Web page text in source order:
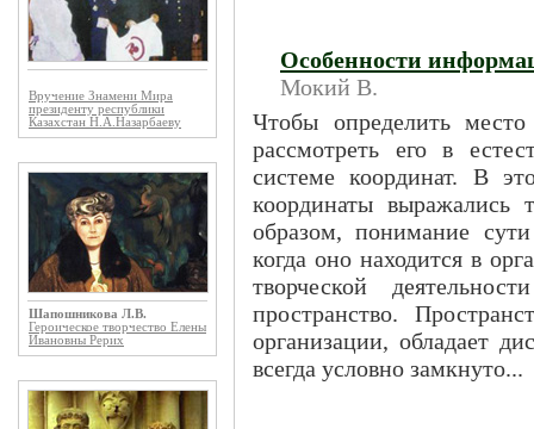
Вручение Знамени Мира
президенту республики
Казахстан Н.А.Назарбаеву
Шапошникова Л.В.
Героическое творчество Елены
Ивановны Рерих
Особенности
Мокий В.
Чтобы определить
рассмотреть его в
системе координат. В
координаты выражались
образом, понимание
когда оно находится в
творческой
пространство.
организации, обладает
всегда условно замкнуто...